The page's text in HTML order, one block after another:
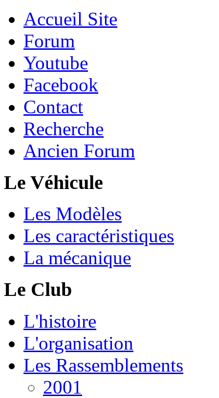
Accueil Site
Forum
Youtube
Facebook
Contact
Recherche
Ancien Forum
Le Véhicule
Les Modèles
Les caractéristiques
La mécanique
Le Club
L'histoire
L'organisation
Les Rassemblements
2001